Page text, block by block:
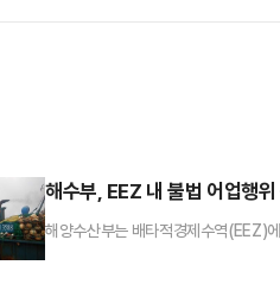
해수부, EEZ 내 불법 어업행
해양수산부는 배타적경제수역(EEZ)